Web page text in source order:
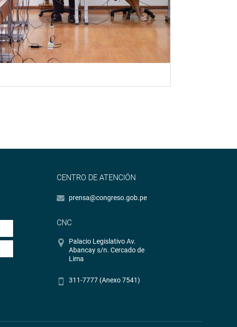
CENTRO DE ATENCIÓN
prensa@congreso.gob.pe
CNC
Palacio Legislativo Av.
Abancay s/n. Cercado de
Lima
311-7777 (Anexo 7541)